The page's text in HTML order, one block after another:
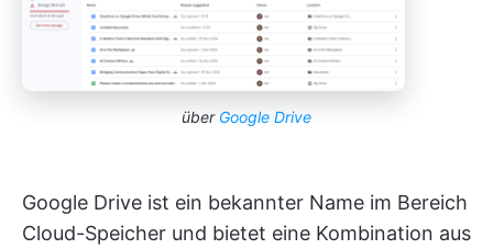
über Google Drive
Google Drive ist ein bekannter Name im Bereich
Cloud-Speicher und bietet eine Kombination aus